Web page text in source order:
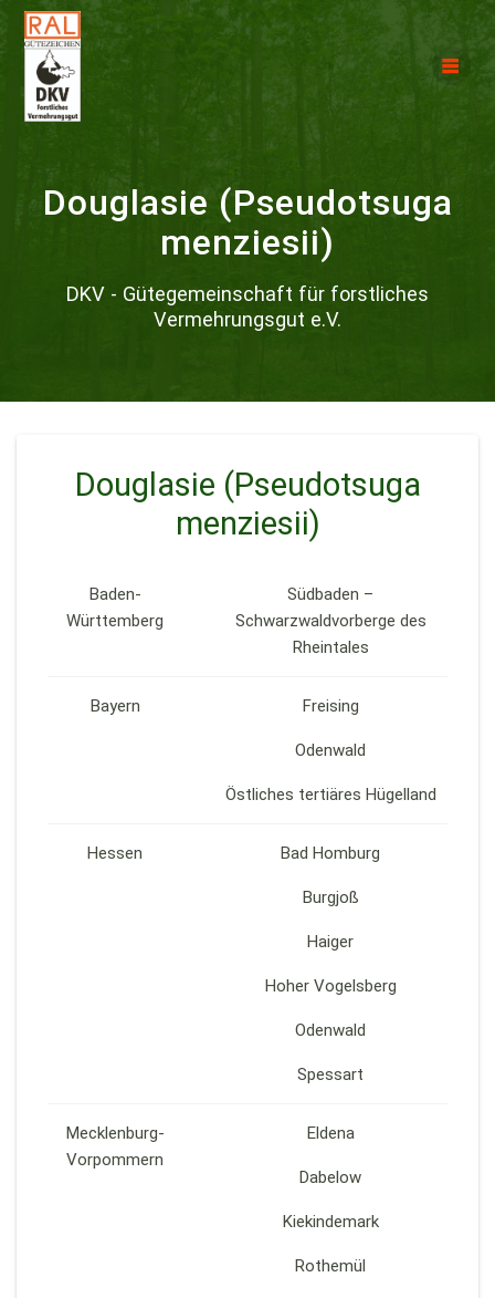
Douglasie (Pseudotsuga
menziesii)
DKV - Gütegemeinschaft für forstliches
Vermehrungsgut e.V.
Douglasie (Pseudotsuga
menziesii)
Baden-
Württemberg
Südbaden –
Schwarzwaldvorberge des
Rheintales
Bayern Freising
Odenwald
Östliches tertiäres Hügelland
Hessen Bad Homburg
Burgjoß
Haiger
Hoher Vogelsberg
Odenwald
Spessart
Mecklenburg-
Vorpommern
Eldena
Dabelow
Kiekindemark
Rothemül